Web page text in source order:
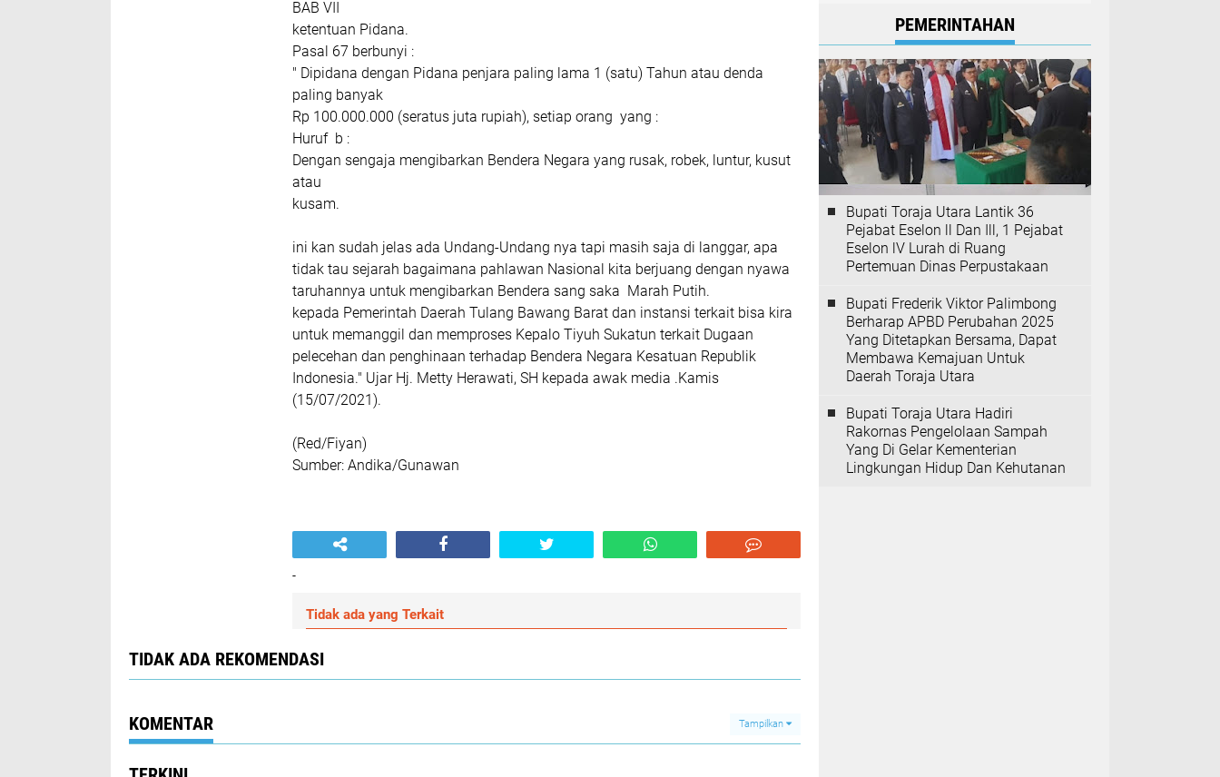
BAB VII
ketentuan Pidana.
Pasal 67 berbunyi :
" Dipidana dengan Pidana penjara paling lama 1 (satu) Tahun atau denda
paling banyak
Rp 100.000.000 (seratus juta rupiah), setiap orang yang :
Huruf b :
Dengan sengaja mengibarkan Bendera Negara yang rusak, robek, luntur, kusut
atau
kusam.
ini kan sudah jelas ada Undang-Undang nya tapi masih saja di langgar, apa
tidak tau sejarah bagaimana pahlawan Nasional kita berjuang dengan nyawa
taruhannya untuk mengibarkan Bendera sang saka Marah Putih.
kepada Pemerintah Daerah Tulang Bawang Barat dan instansi terkait bisa kira
untuk memanggil dan memproses Kepalo Tiyuh Sukatun terkait Dugaan
pelecehan dan penghinaan terhadap Bendera Negara Kesatuan Republik
Indonesia." Ujar Hj. Metty Herawati, SH kepada awak media .Kamis
(15/07/2021).
(Red/Fiyan)
Sumber: Andika/Gunawan
-
Tidak ada yang Terkait
TIDAK ADA REKOMENDASI
KOMENTAR Tampilkan
PEMERINTAHAN
Bupati Toraja Utara Lantik 36
Pejabat Eselon ll Dan Ill, 1 Pejabat
Eselon lV Lurah di Ruang
Pertemuan Dinas Perpustakaan
Bupati Frederik Viktor Palimbong
Berharap APBD Perubahan 2025
Yang Ditetapkan Bersama, Dapat
Membawa Kemajuan Untuk
Daerah Toraja Utara
Bupati Toraja Utara Hadiri
Rakornas Pengelolaan Sampah
Yang Di Gelar Kementerian
Lingkungan Hidup Dan Kehutanan